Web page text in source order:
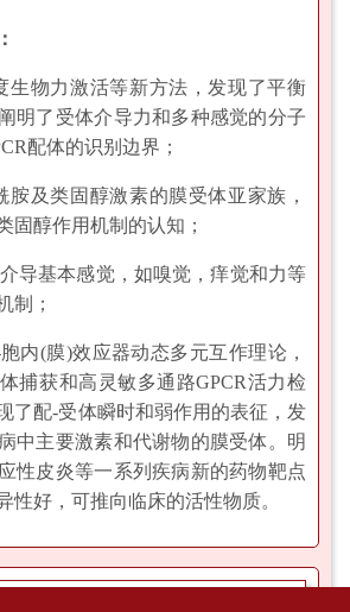
生物力激活等新方法，发现了平衡
明了受体介导力和多种感觉的分子
配体的识别边界；
胺及类固醇激素的膜受体亚家族，
固醇作用机制的认知；
导基本感觉，如嗅觉，痒觉和力等
制；
内(膜)效应器动态多元互作理论，
捕获和高灵敏多通路GPCR活力检
了配-受体瞬时和弱作用的表征，发
中主要激素和代谢物的膜受体。明
性皮炎等一系列疾病新的药物靶点
性好，可推向临床的活性物质。